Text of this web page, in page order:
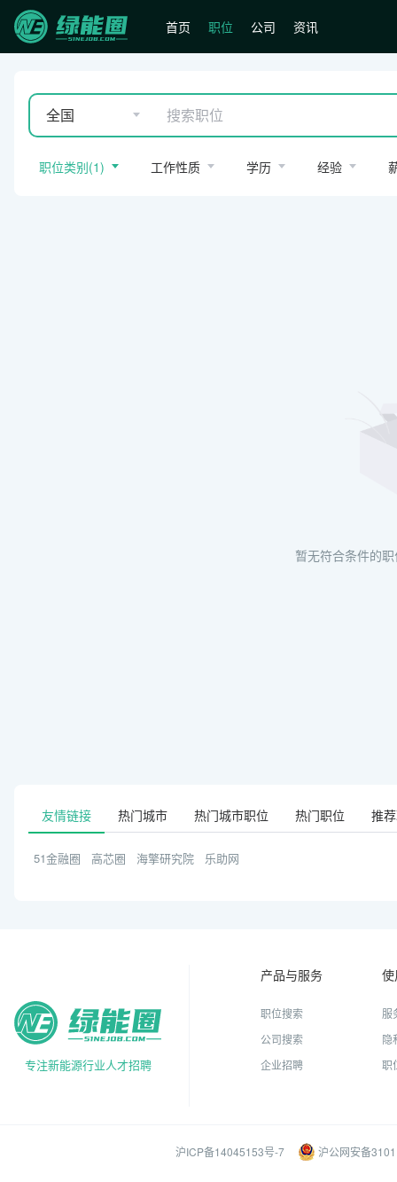
首页 职位 公司 资讯
全国
职位类别(1) 工作性质 学历 经验
暂无符合条件的
友情链接 热门城市 热门城市职位 热门职位 推
51金融圈 高芯圈 海擎研究院 乐助网
专注新能源行业人才招聘
产品与服务
职位搜索
公司搜索
企业招聘
服
隐
职
沪ICP备14045153号-7 沪公网安备